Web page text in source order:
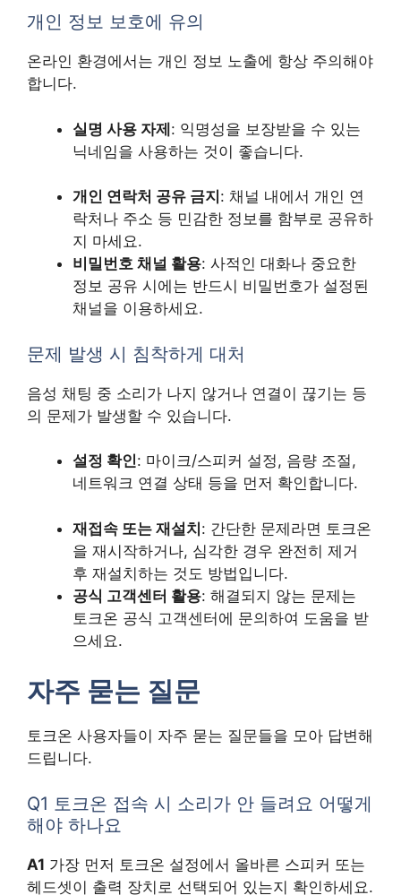
개인 정보 보호에 유의
온라인 환경에서는 개인 정보 노출에 항상 주의해야
합니다.
실명 사용 자제: 익명성을 보장받을 수 있는
닉네임을 사용하는 것이 좋습니다.
개인 연락처 공유 금지 : 채널 내에서 개인 연
락처나 주소 등 민감한 정보를 함부로 공유하
지 마세요.
비밀번호 채널 활용: 사적인 대화나 중요한
정보 공유 시에는 반드시 비밀번호가 설정된
채널을 이용하세요.
문제 발생 시 침착하게 대처
음성 채팅 중 소리가 나지 않거나 연결이 끊기는 등
의 문제가 발생할 수 있습니다.
설정 확인: 마이크/스피커 설정, 음량 조절,
네트워크 연결 상태 등을 먼저 확인합니다.
재접속 또는 재설치: 간단한 문제라면 토크온
을 재시작하거나, 심각한 경우 완전히 제거
후 재설치하는 것도 방법입니다.
공식 고객센터 활용: 해결되지 않는 문제는
토크온 공식 고객센터에 문의하여 도움을 받
으세요.
자주 묻는 질문
토크온 사용자들이 자주 묻는 질문들을 모아 답변해
드립니다.
Q1 토크온 접속 시 소리가 안 들려요 어떻게
해야 하나요
A1 가장 먼저 토크온 설정에서 올바른 스피커 또는
헤드셋이 출력 장치로 선택되어 있는지 확인하세요.